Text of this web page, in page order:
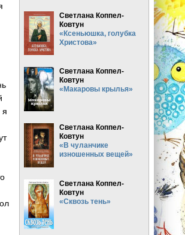
я
Светлана Коппел-
Ковтун
«Ксеньюшка, голубка
Христова»
Светлана Коппел-
Ковтун
«Макаровы крылья»
Светлана Коппел-
Ковтун
«В чуланчике
изношенных вещей»
Светлана Коппел-
Ковтун
«Сквозь тень»